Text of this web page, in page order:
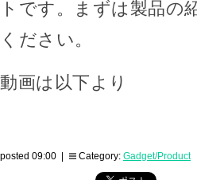
トです。まずは製品の
ください。
動画は以下より
posted 09:00 | Category: Gadget/Product